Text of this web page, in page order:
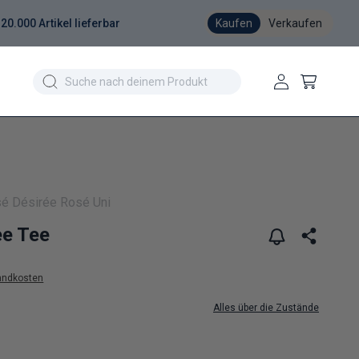
Artikel lieferbar Kaufen Verkaufen
Einloggen
Warenkorb
Désirée Rosé Uni
Tee
Alles über die Zustände